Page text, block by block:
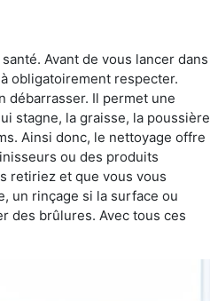
Avant de vous lancer dans
obligatoirement respecter.
débarrasser. Il permet une
stagne, la graisse, la poussière
Ainsi donc, le nettoyage offre
ou des produits
retiriez et que vous vous
un rinçage si la surface ou
des brûlures. Avec tous ces